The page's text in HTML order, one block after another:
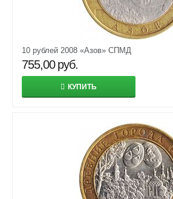
10 рублей 2008 «Азов» СПМД
755,00 руб.
КУПИТЬ